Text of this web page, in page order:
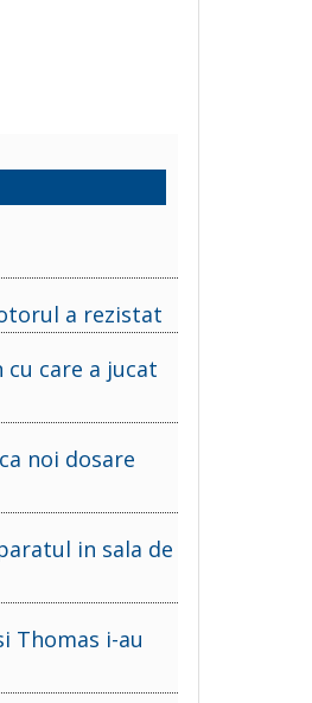
a rezistat
care a jucat
noi dosare
in sala de
Thomas i-au